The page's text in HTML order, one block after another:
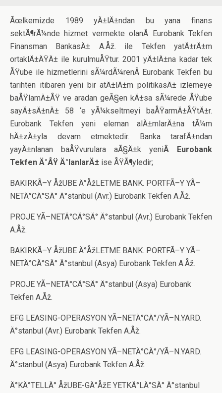
Ãœlkemizde 1989 yÄ±lÄ±ndan bu yana finans
sektÃ¶rÃ¼nde hizmet vermekte olanÂ Eurobank Tekfen
Finansman BankasÄ± A.Åž. ile Tekfen yatÄ±rÄ±m
ortaklÄ±ÄŸÄ± ile kurulmuÅŸtur. 2001 yÄ±lÄ±na kadar tek
ÅŸube ile hizmetlerini sÃ¼rdÃ¼renÂ Eurobank Tekfen bu
tarihten itibaren yeni bir atÄ±lÄ±m politikasÄ± izlemeye
baÅŸlamÄ±ÅŸ ve aradan geÃ§en kÄ±sa sÃ¼rede ÅŸube
sayÄ±sÄ±nÄ± 58 ‘e yÃ¼kseltmeyi baÅŸarmÄ±ÅŸtÄ±r.
Eurobank Tekfen yeni eleman alÄ±mlarÄ±na tÃ¼m
hÄ±zÄ±yla devam etmektedir. Banka tarafÄ±ndan
yayÄ±nlanan baÅŸvurulara aÃ§Ä±k yeniÂ Eurobank
Tekfen Ä°ÅŸ Ä°lanlarÄ± ise ÅŸÃ¶yledir;
BAKIRKÃ–Y ÅžUBE Ä°ÅžLETME BANK. PORTFÃ–Y YÃ–
NETÄ°CÄ°SÄ° Ä°stanbul (Avr.) Eurobank Tekfen A.Åž.
PROJE YÃ–NETÄ°CÄ°SÄ° Ä°stanbul (Avr.) Eurobank Tekfen
A.Åž.
BAKIRKÃ–Y ÅžUBE Ä°ÅžLETME BANK. PORTFÃ–Y YÃ–
NETÄ°CÄ°SÄ° Ä°stanbul (Asya) Eurobank Tekfen A.Åž.
PROJE YÃ–NETÄ°CÄ°SÄ° Ä°stanbul (Asya) Eurobank
Tekfen A.Åž.
EFG LEASING-OPERASYON YÃ–NETÄ°CÄ°/YÃ–N.YARD.
Ä°stanbul (Avr.) Eurobank Tekfen A.Åž.
EFG LEASING-OPERASYON YÃ–NETÄ°CÄ°/YÃ–N.YARD.
Ä°stanbul (Asya) Eurobank Tekfen A.Åž.
Ä°KÄ°TELLÄ° ÅžUBE-GÄ°ÅžE YETKÄ°LÄ°SÄ° Ä°stanbul